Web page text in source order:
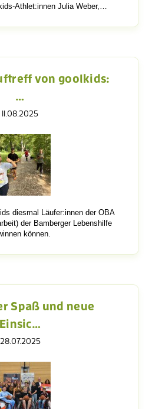
Athlet:innen Julia Weber,…
von goolkids:
…
11.08.2025
diesmal Läufer:innen der OBA
der Bamberger Lebenshilfe
können.
Spaß und neue
Einsic…
28.07.2025